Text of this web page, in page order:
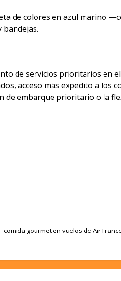
de colores en azul marino
bandejas.
de servicios prioritarios en
acceso más expedito a los
de embarque prioritario o la
comida gourmet en vuelos de Air France